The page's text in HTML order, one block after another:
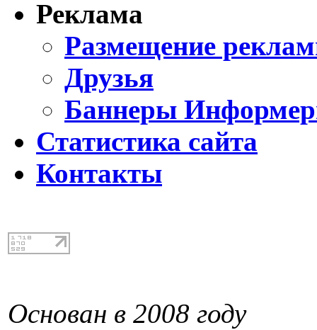
Реклама
Размещение
Друзья
Баннеры
Статистика сайта
Контакты
Основан в 2008 году